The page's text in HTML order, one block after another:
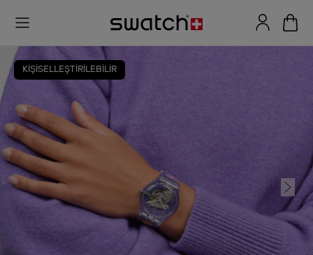
KİŞİSELLEŞTİRİLEBİLİR